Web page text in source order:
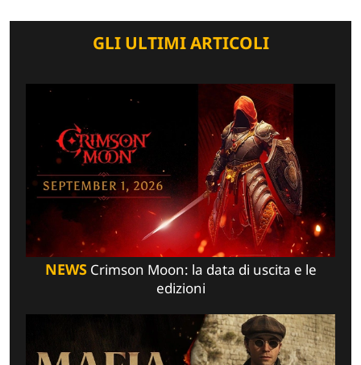
GLI ULTIMI ARTICOLI
NEWSCrimson Moon: la data di uscita e le
edizioni